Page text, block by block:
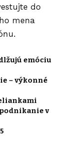
do
mena
emóciu
– výkonné
v